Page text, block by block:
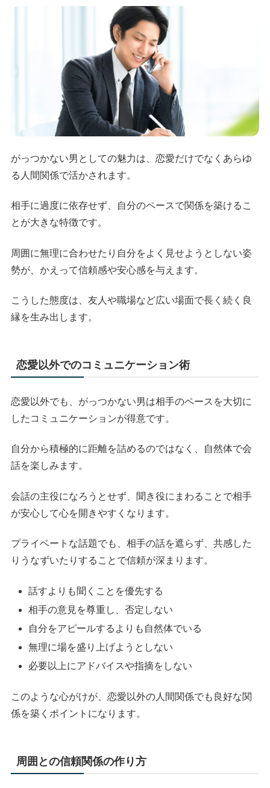
がっつかない男としての魅力は、恋愛だけでなくあらゆ
る人間関係で活かされます。
相手に過度に依存せず、自分のペースで関係を築けるこ
とが大きな特徴です。
周囲に無理に合わせたり自分をよく見せようとしない姿
勢が、かえって信頼感や安心感を与えます。
こうした態度は、友人や職場など広い場面で長く続く良
縁を生み出します。
恋愛以外でのコミュニケーション術
恋愛以外でも、がっつかない男は相手のペースを大切に
したコミュニケーションが得意です。
自分から積極的に距離を詰めるのではなく、自然体で会
話を楽しみます。
会話の主役になろうとせず、聞き役にまわることで相手
が安心して心を開きやすくなります。
プライベートな話題でも、相手の話を遮らず、共感した
りうなずいたりすることで信頼が深まります。
話すよりも聞くことを優先する
相手の意見を尊重し、否定しない
自分をアピールするよりも自然体でいる
無理に場を盛り上げようとしない
必要以上にアドバイスや指摘をしない
このような心がけが、恋愛以外の人間関係でも良好な関
係を築くポイントになります。
周囲との信頼関係の作り方